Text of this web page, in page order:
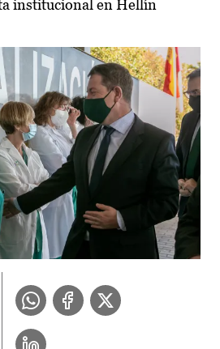
institucional en Hellín